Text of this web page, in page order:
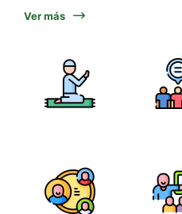
Ver más